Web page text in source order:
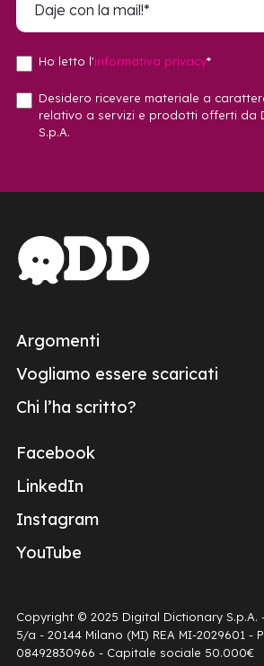
Ho letto l'informativa privacy*
Desidero ricevere materiale a
relativo a servizi e prodotti offerti da
S.p.A.
Argomenti
Vogliamo essere scaricati
Chi l’ha scritto?
Facebook
LinkedIn
Instagram
YouTube
Copyright © 2025 Digital Dictionary S.p.A.
5/a - 20144 Milano (MI) REA MI-2029601 -
08492830966 - Capitale sociale 50.000€